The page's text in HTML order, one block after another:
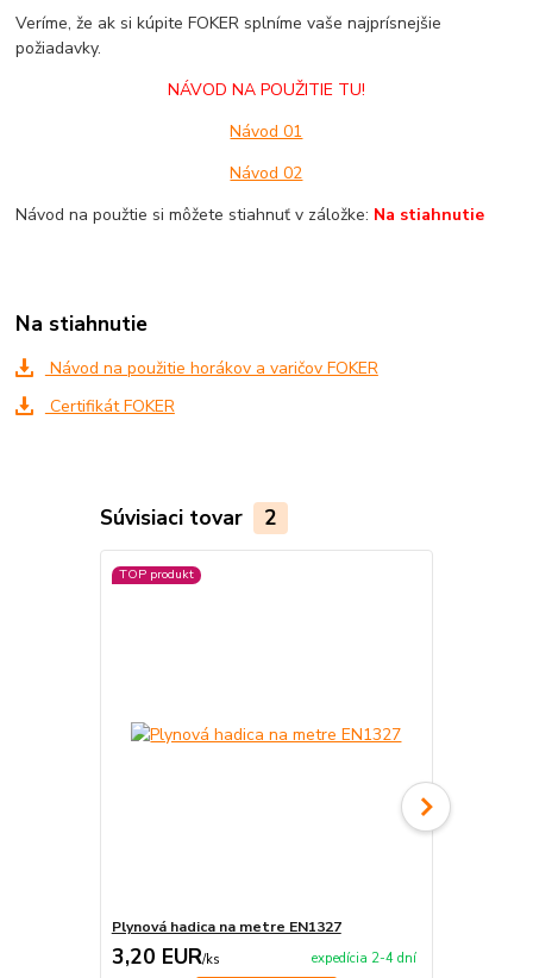
Veríme, že ak si kúpite FOKER splníme vaše najprísnejšie
požiadavky.
NÁVOD NA POUŽITIE TU!
Návod 01
Návod 02
Návod na použtie si môžete stiahnuť v záložke: Na stiahnutie
Na stiahnutie
Návod na použitie horákov a varičov FOKER
Certifikát FOKER
Súvisiaci tovar 2
TOP produkt
Plynová hadica na metre EN1327
3,20 EUR/ks expedícia 2-4 dní